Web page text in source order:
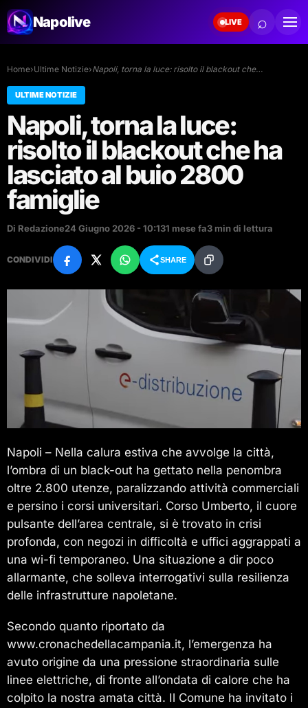
Napolive LIVE ⌕
Home›Ultime Notizie›Napoli, torna la luce: risolto il blackout che…
ULTIME NOTIZIE
Napoli, torna la luce:
risolto il blackout che ha
lasciato al buio 2800
famiglie
Di Redazione24 Giugno 2026 - 10:131 mese fa3 min di lettura
CONDIVIDI SHARE
Napoli – Nella calura estiva che avvolge la città,
l’ombra di un black-out ha gettato nella penombra
oltre 2.800 utenze, paralizzando attività commerciali
e persino i corsi universitari. Corso Umberto, il cuore
pulsante dell’area centrale, si è trovato in crisi
profonda, con negozi in difficoltà e uffici aggrappati a
una wi-fi temporaneo. Una situazione a dir poco
allarmante, che solleva interrogativi sulla resilienza
delle infrastrutture napoletane.
Secondo quanto riportato da
www.cronachedellacampania.it, l’emergenza ha
avuto origine da una pressione straordinaria sulle
linee elettriche, di fronte all’ondata di calore che ha
colpito la nostra amata città. Il Comune ha invitato i